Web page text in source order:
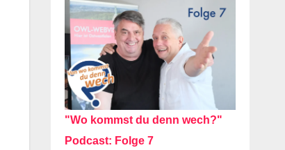
"Wo kommst du denn wech?"
Podcast: Folge 7